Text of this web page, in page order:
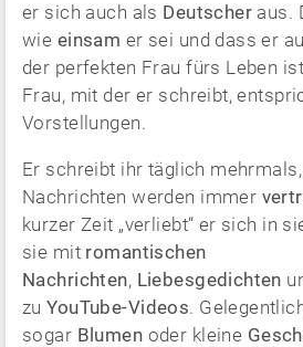
er sich auch als Deutscher aus.
wie einsam er sei und dass er
der perfekten Frau fürs Leben
Frau, mit der er schreibt,
Vorstellungen.
Er schreibt ihr täglich
Nachrichten werden immer
kurzer Zeit „verliebt“ er sich in
sie mit romantischen
Nachrichten, Liebesgedichten
zuYouTube-Videos.
sogar Blumen oder kleine